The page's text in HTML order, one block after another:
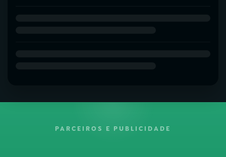
PARCEIROS E PUBLICIDADE